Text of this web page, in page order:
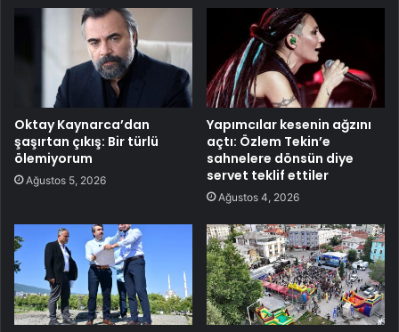
Oktay Kaynarca’dan
şaşırtan çıkış: Bir türlü
ölemiyorum
Ağustos 5, 2026
Yapımcılar kesenin ağzını
açtı: Özlem Tekin’e
sahnelere dönsün diye
servet teklif ettiler
Ağustos 4, 2026